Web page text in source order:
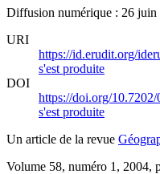
Diffusion numérique : 26 juin
URI
https://id.erudit.org/
s'est produite
DOI
https://doi.org/10.7202/
s'est produite
Un article de la revue
Volume 58, numéro 1, 2004,